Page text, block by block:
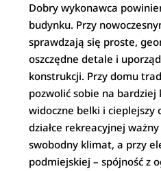
Dobry wykonawca
budynku. Przy
sprawdzają się proste,
oszczędne detale i
konstrukcji. Przy domu
pozwolić sobie na bardziej
widoczne belki i cieplejszy
działce rekreacyjnej
swobodny klimat, a przy
podmiejskiej – spójność z